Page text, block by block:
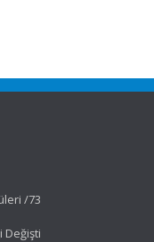
/73
Değişti